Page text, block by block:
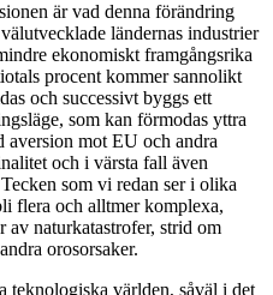
är vad denna förändring
ländernas industrier
ekonomiskt framgångsrika
procent kommer sannolikt
och successivt byggs ett
som kan förmodas yttra
mot EU och andra
och i värsta fall även
som vi redan ser i olika
flera och alltmer komplexa,
naturkatastrofer, strid om
orosorsaker.
teknologiska världen, såväl i det